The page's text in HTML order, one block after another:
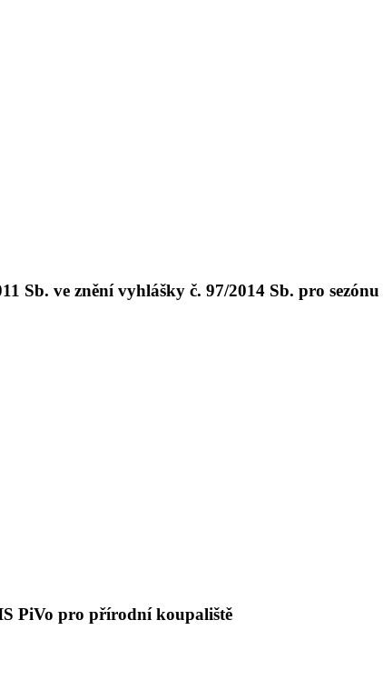
Sb. ve znění vyhlášky č. 97/2014 Sb. pro sezónu
PiVo pro přírodní koupaliště